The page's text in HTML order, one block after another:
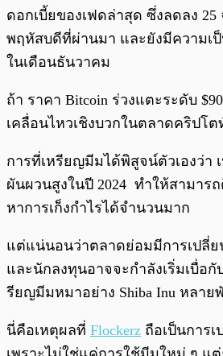
ดอกเบี้ยของเฟดล่าสุด ซึ่งลดลง
พฤหัสบดีที่ผ่านมา และยังมีความเ
ในเดือนธันวาคม
ถ้า ราคา Bitcoin ร่วงแตะระดับ
เคลื่อนไหวเชิงบวกในตลาดคริปโ
การที่เหรียญมีมได้พิสูจน์ตัวเองว่า
ผันผวนสูงในปี 2024 ทำให้สามาร
หาการเก็งกำไรได้จำนวนมาก
แต่แน่นอนว่าตลาดย่อมมีการเปลี่ย
และนักลงทุนอาจจะกำลังเริ่มเบื่อกั
รียญมีมหมาอย่าง Shiba Inu หลาย
นี่คือเหตุผลที่ Flockerz ถือเป็นการ